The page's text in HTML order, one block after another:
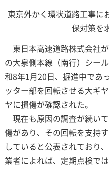
東京外かく環状道路工事に
保対策を
東日本高速道路株式会社
の大泉側本線（南行）シー
和8年1月20日、掘進中であ
ッター部を回転させる大ギ
ヤに損傷が確認された。
現在も原因の調査が続い
傷があり、その回転を支持
していると公表されており
業者によれば、定期点検で